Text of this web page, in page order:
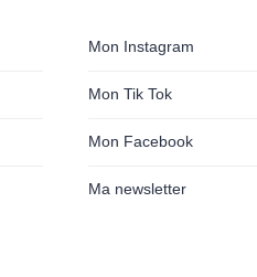
Mon Instagram
Mon Tik Tok
Mon Facebook
Ma newsletter